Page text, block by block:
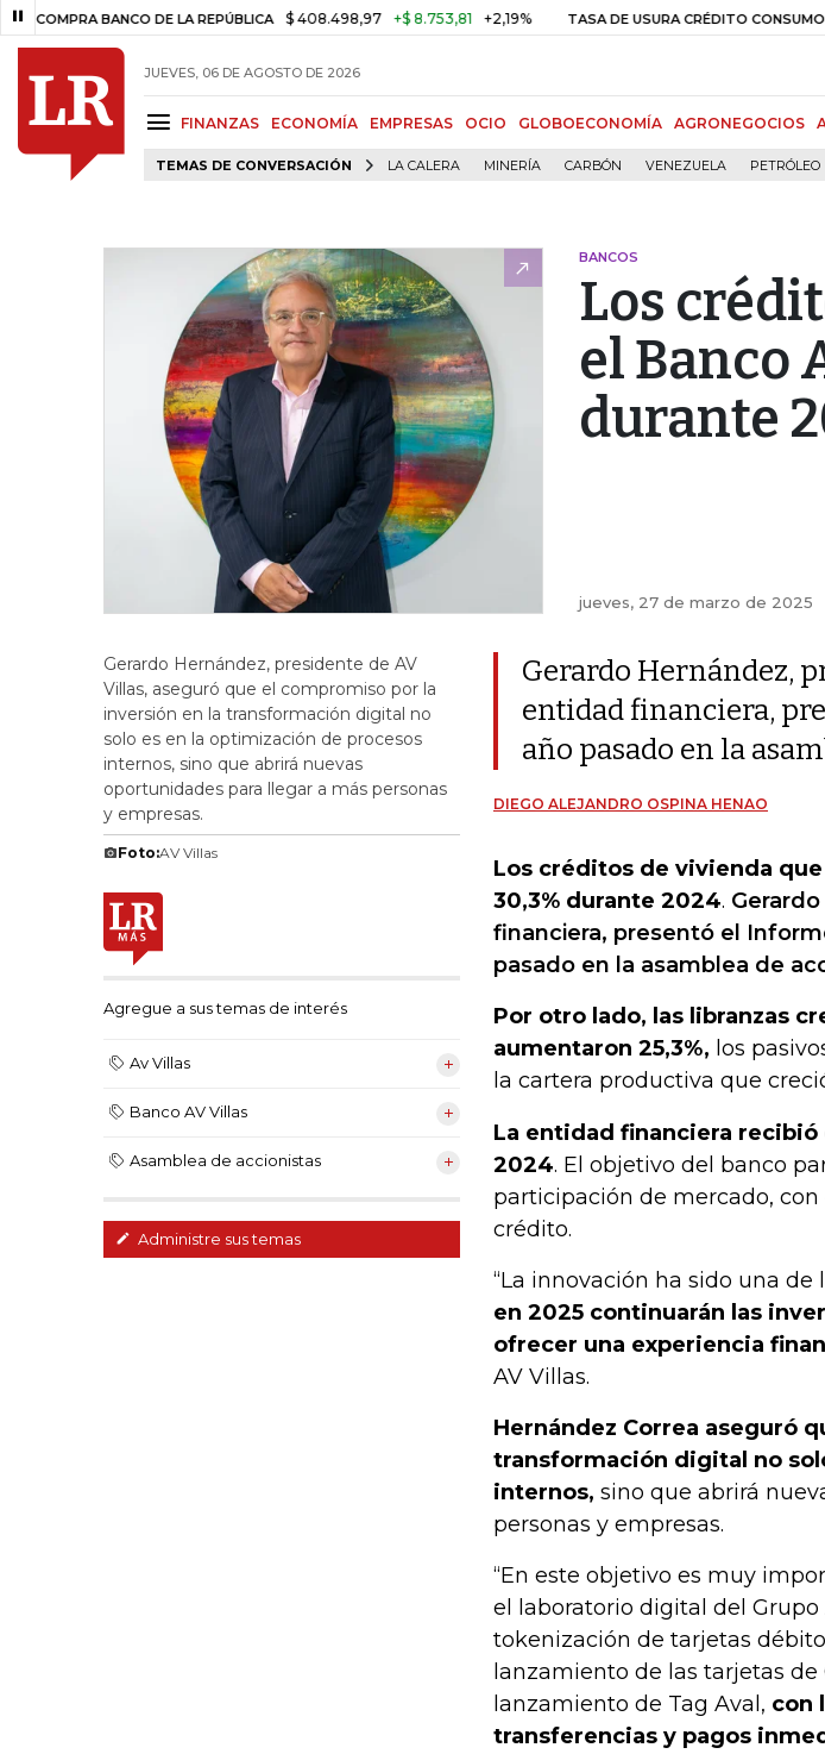
BANCO DE LA REPÚBLICA $ 408.498,97 +$ 8.753,81 +2,19% TASA DE USURA CRÉDITO CONSUMO 29,66%
JUEVES, 06 DE AGOSTO DE 2026
FINANZAS ECONOMÍA EMPRESAS OCIO GLOBOECONOMÍA AGRONEGOCIOS
TEMAS DE CONVERSACIÓN LA CALERA MINERÍA CARBÓN VENEZUELA PETRÓLEO
BANCOS
Los
el Banco
durante
jueves, 27 de marzo de 2025
Gerardo Hernández, presidente de AV
Villas, aseguró que el compromiso por la
inversión en la transformación digital no
solo es en la optimización de procesos
internos, sino que abrirá nuevas
oportunidades para llegar a más personas
y empresas.
Foto:AV Villas
Agregue a sus temas de interés
Av Villas
Banco AV Villas
Asamblea de accionistas
Administre sus temas
Gerardo Hernández,
entidad financiera,
año pasado en la
DIEGO ALEJANDRO OSPINA HENAO
Los créditos de vivienda
30,3% durante 2024.
financiera, presentó el
pasado en la asamblea de
Por otro lado, las libranzas
aumentaron 25,3%, los
la cartera productiva que
La entidad financiera
2024. El objetivo del banco
participación de mercado,
crédito.
“La innovación ha sido una de
en 2025 continuarán las
ofrecer una experiencia
AV Villas.
Hernández Correa aseguró
transformación digital no
internos, sino que abrirá
personas y empresas.
“En este objetivo es muy
el laboratorio digital del
tokenización de tarjetas
lanzamiento de las tarjetas
lanzamiento de Tag Aval, con
transferencias y pagos